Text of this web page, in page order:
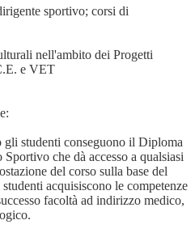
sportivo; corsi di
nell'ambito dei Progetti
e VET
studenti conseguono il Diploma
che dà accesso a qualsiasi
del corso sulla base del
acquisiscono le competenze
facoltà ad indirizzo medico,